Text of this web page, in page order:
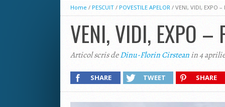
Home / PESCUIT / POVESTILE APELOR / VENI, VIDI, EXPO
VENI, VIDI, EXPO
Articol scris deDinu-Florin Cirsteanin 4
SHARE TWEET SHARE